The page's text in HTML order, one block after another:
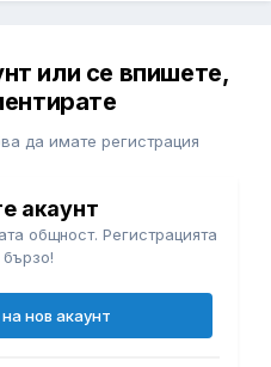
или се впишете,
да имате регистрация
акаунт
общност. Регистрацията
нов акаунт